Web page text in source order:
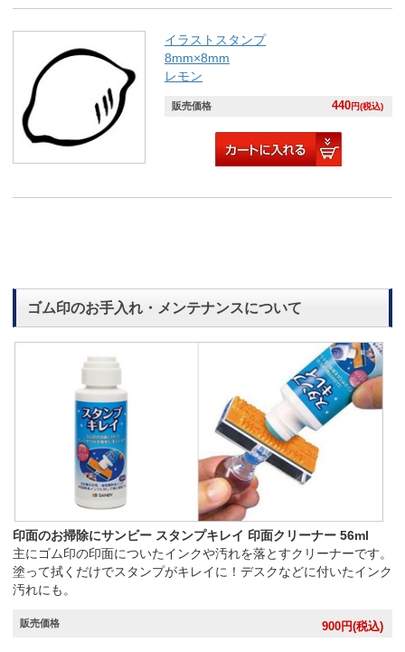
イラストスタンプ
8mm×8mm
レモン
販売価格 440円(税込)
ゴム印のお手入れ・メンテナンスについて
印面のお掃除にサンビー スタンプキレイ 印面クリーナー 56ml
主にゴム印の印面についたインクや汚れを落とすクリーナーです。
塗って拭くだけでスタンプがキレイに！デスクなどに付いたインク
汚れにも。
販売価格 900円(税込)